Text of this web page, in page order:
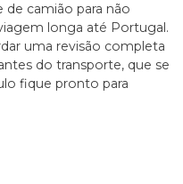
de camião para não
longa até Portugal.
uma revisão completa
do transporte, que se
fique pronto para